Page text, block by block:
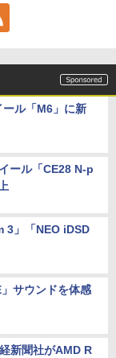
ール「M6」に新
ール「CE28 N-p
3」「NEO iDSD
サウンドを体感
新聞社がAMD R